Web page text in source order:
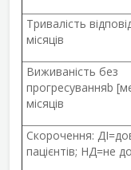
Тривалість
місяців
Виживаність без
прогресуванняb
місяців
Скорочення:
пацієнтів; НД=не